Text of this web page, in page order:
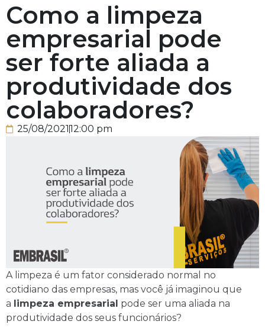
Como a limpeza
empresarial pode
ser forte aliada a
produtividade dos
colaboradores?
25/08/202112:00 pm
A limpeza é um fator considerado normal no
cotidiano das empresas, mas você já imaginou que
a limpeza empresarial pode ser uma aliada na
produtividade dos seus funcionários?